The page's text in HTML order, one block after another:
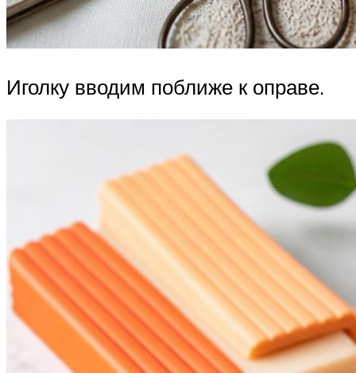
Иголку вводим поближе к оправе.